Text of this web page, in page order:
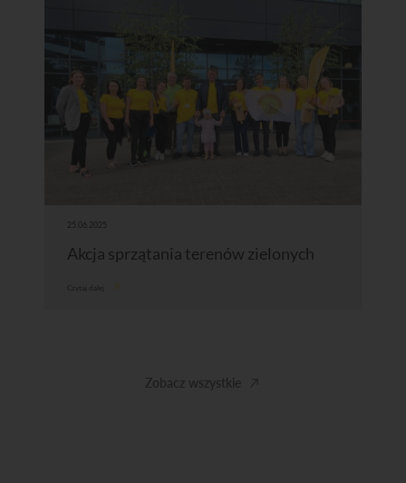
25.06.2025
Akcja sprzątania terenów zielonych
Zobacz wszystkie